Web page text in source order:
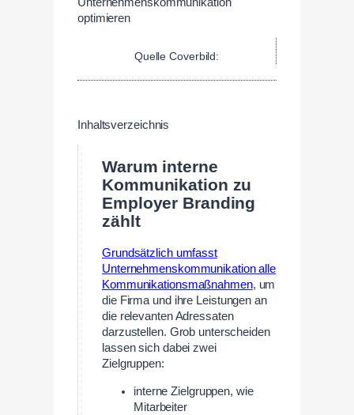
Quelle Coverbild:
Inhaltsverzeichnis
Warum interne
Kommunikation zu
Employer Branding
zählt
Grundsätzlich umfasst
Unternehmenskommunikation alle
Kommunikationsmaßnahmen, um
die Firma und ihre Leistungen an
die relevanten Adressaten
darzustellen. Grob unterscheiden
lassen sich dabei zwei
Zielgruppen:
interne Zielgruppen, wie
Mitarbeiter